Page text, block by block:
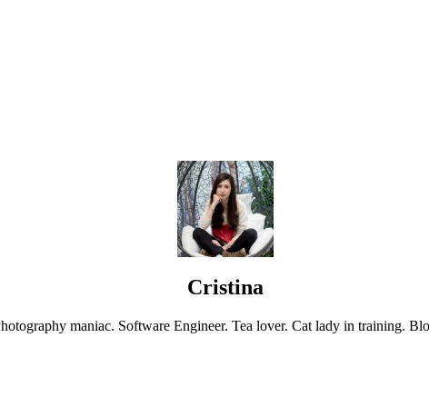
Cristina
maniac. Software Engineer. Tea lover. Cat lady in training.